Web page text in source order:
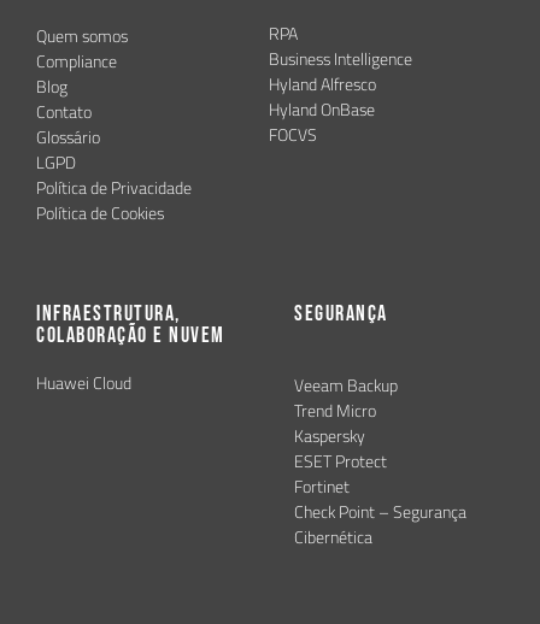
Quem somos
Compliance
Blog
Contato
Glossário
LGPD
Política de Privacidade
Política de Cookies
RPA
Business Intelligence
Hyland Alfresco
Hyland OnBase
FOCVS
Infraestrutura,
Colaboração e Nuvem
Huawei Cloud
Segurança
Veeam Backup
Trend Micro
Kaspersky
ESET Protect
Fortinet
Check Point – Segurança
Cibernética